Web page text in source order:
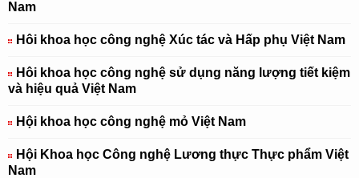
Nam
Hôi khoa học công nghệ Xúc tác và Hấp phụ Việt Nam
Hôi khoa học công nghệ sử dụng năng lượng tiết kiệm
và hiệu quả Việt Nam
Hội khoa học công nghệ mỏ Việt Nam
Hội Khoa học Công nghệ Lương thực Thực phẩm Việt
Nam